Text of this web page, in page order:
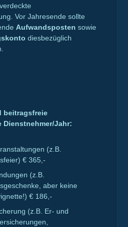
Vor Jahresende sollte
Aufwandsposten sowie
diesbezüglich
beitragsfreie
Dienstnehmer/Jahr:
(z.B.
€ 365,-
(z.B.
aber keine
€ 186,-
(z.B. Er- und